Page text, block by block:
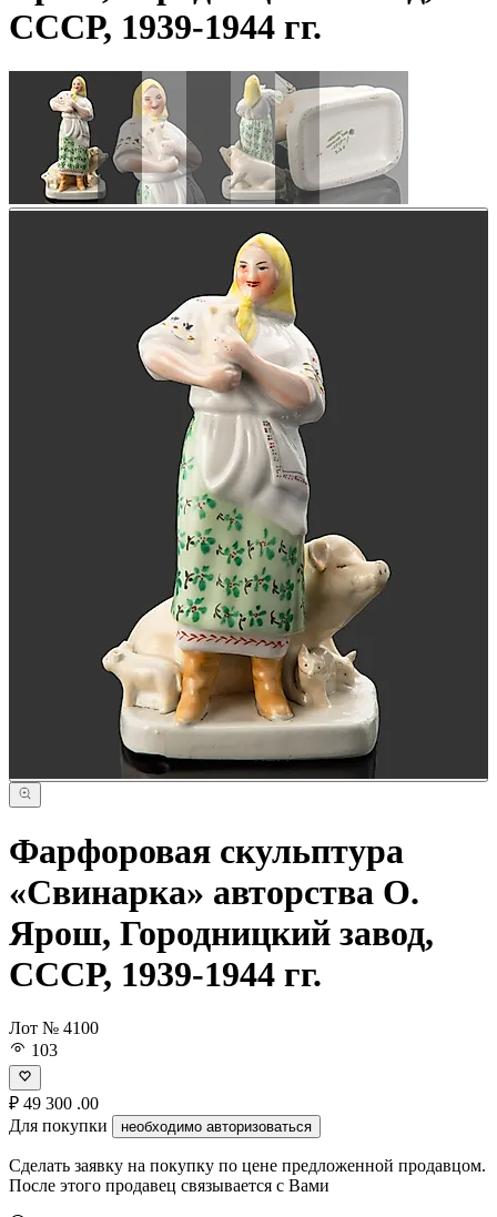
СССР, 1939-1944 гг.
Фарфоровая скульптура
«Свинарка» авторства О.
Ярош, Городницкий завод,
СССР, 1939-1944 гг.
Лот № 4100
103
₽ 49 300 .00
Для покупки
необходимо авторизоваться
Сделать заявку на покупку по цене предложенной продавцом.
После этого продавец связывается с Вами